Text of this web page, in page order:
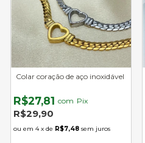
Colar coração de aço inoxidável
R$27,81 com Pix
R$29,90
4 x de R$7,48 sem juros